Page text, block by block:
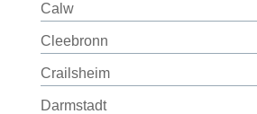
Calw
Cleebronn
Crailsheim
Darmstadt